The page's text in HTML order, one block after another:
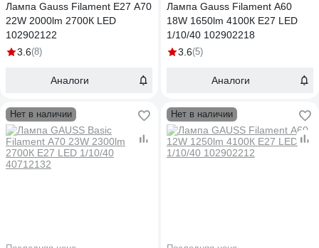
Лампа Gauss Filament Е27 А70
22W 2000lm 2700К LED
102902122
3.6(8)
Аналоги
Лампа Gauss Filament А60
18W 1650lm 4100К Е27 LED
1/10/40 102902218
3.6(5)
Аналоги
Нет в наличии Нет в наличии